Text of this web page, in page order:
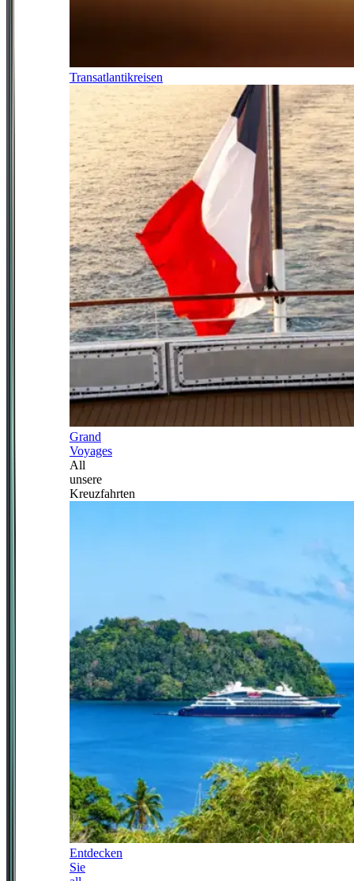
Transatlantikreisen
Grand
Voyages
All
unsere
Kreuzfahrten
Entdecken
Sie